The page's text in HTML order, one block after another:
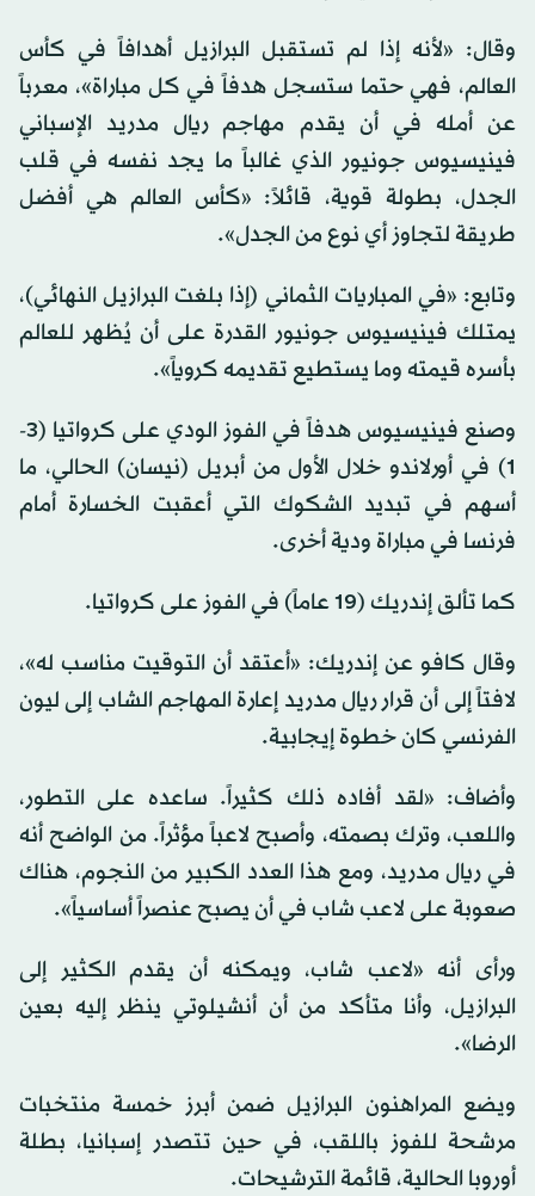
وقال: «لأنه إذا لم تستقبل البرازيل أهدافاً في كأس
العالم، فهي حتما ستسجل هدفاً في كل مباراة»، معرباً
عن أمله في أن يقدم مهاجم ريال مدريد الإسباني
فينيسيوس جونيور الذي غالباً ما يجد نفسه في قلب
الجدل، بطولة قوية، قائلاً: «كأس العالم هي أفضل
طريقة لتجاوز أي نوع من الجدل».
وتابع: «في المباريات الثماني (إذا بلغت البرازيل النهائي)،
يمتلك فينيسيوس جونيور القدرة على أن يُظهر للعالم
بأسره قيمته وما يستطيع تقديمه كروياً».
وصنع فينيسيوس هدفاً في الفوز الودي على كرواتيا (3-
1) في أورلاندو خلال الأول من أبريل (نيسان) الحالي، ما
أسهم في تبديد الشكوك التي أعقبت الخسارة أمام
فرنسا في مباراة ودية أخرى.
كما تألق إندريك (19 عاماً) في الفوز على كرواتيا.
وقال كافو عن إندريك: «أعتقد أن التوقيت مناسب له»،
لافتاً إلى أن قرار ريال مدريد إعارة المهاجم الشاب إلى ليون
الفرنسي كان خطوة إيجابية.
وأضاف: «لقد أفاده ذلك كثيراً. ساعده على التطور،
واللعب، وترك بصمته، وأصبح لاعباً مؤثراً. من الواضح أنه
في ريال مدريد، ومع هذا العدد الكبير من النجوم، هناك
صعوبة على لاعب شاب في أن يصبح عنصراً أساسياً».
ورأى أنه «لاعب شاب، ويمكنه أن يقدم الكثير إلى
البرازيل، وأنا متأكد من أن أنشيلوتي ينظر إليه بعين
الرضا».
ويضع المراهنون البرازيل ضمن أبرز خمسة منتخبات
مرشحة للفوز باللقب، في حين تتصدر إسبانيا، بطلة
أوروبا الحالية، قائمة الترشيحات.